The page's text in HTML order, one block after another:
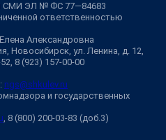
СМИ ЭЛ № ФС 77—84683
ответственностью
Александровна
Новосибирск, ул. Ленина, д. 12,
8 (923) 157-00-00
ngs@shkulev.ru
и государственных
, 8 (800) 200-03-83 (доб.3)